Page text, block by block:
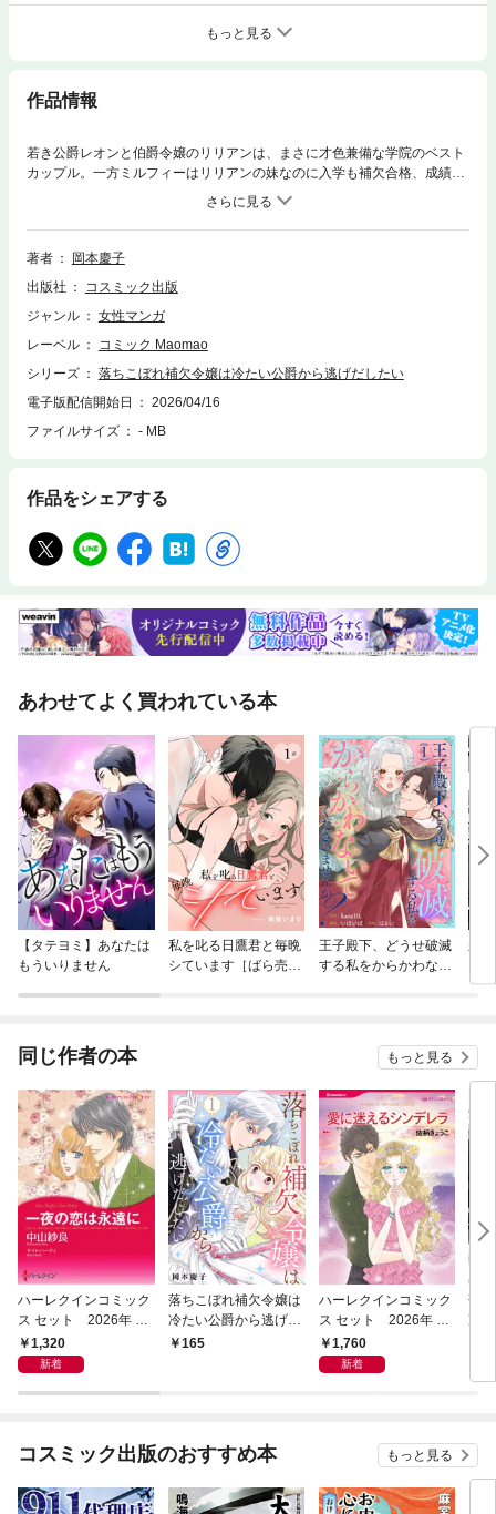
もっと見る
作品情報
若き公爵レオンと伯爵令嬢のリリアンは、まさに才色兼備な学院のベスト
カップル。一方ミルフィーはリリアンの妹なのに入学も補欠合格、成績も
下から2番目という姉とは正反対の落ちこぼれ令嬢。比べられてばかりの
学院生活だが、ミルフィーは優しい姉が大好きだった。そんなある日、突
如父から告げられる。「リリアンは駆け落ちした。おまえが代わりに公爵
家の花嫁になるのだ！」レオン様はお姉様と愛しあっていたはずなのに!?
著者
岡本慶子
出版社
コスミック出版
ジャンル
女性マンガ
レーベル
コミック Maomao
シリーズ
落ちこぼれ補欠令嬢は冷たい公爵から逃げだしたい
電子版配信開始日
2026/04/16
ファイルサイズ
- MB
作品をシェアする
あわせてよく買われている本
【タテヨミ】あなたは
もういりません
私を叱る日鷹君と毎晩
シています［ばら売
王子殿下、どうせ破滅
する私をからかわない
永
同じ作者の本 もっと見る
ハーレクインコミック
ス セット 2026年 vo
l.1018
1,320
新着
落ちこぼれ補欠令嬢は
冷たい公爵から逃げだ
したい １
165
ハーレクインコミック
ス セット 2026年 vo
l.1069
1,760
新着
落
冷
コスミック出版のおすすめ本 もっと見る